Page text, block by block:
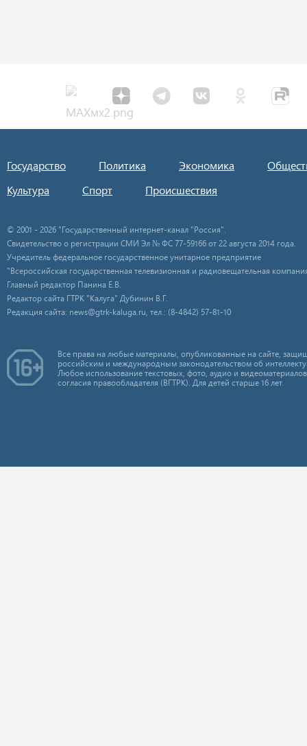
Государство Политика Экономика
Культура
Спорт Происшествия
© 2001 - 2026 "Государственный интернет-канал "Россия".
Свидетельство о регистрации СМИ Эл № ФС 77-59166 от 22 августа 2014 года.
Учредитель федеральное государственное унитарное предприятие
"Всероссийская государственная телевизионная и радиовещательная
Главный редактор Панина Е.В.
Редактор сайта ГТРК "Калуга" Дубинин В.Г.
Редакция сайта: news@gtrk-kaluga.ru, тел.: (8-4842) 57-81-10
Все права на любые материалы, опубликованные на сайте,
российским и международным законодательством об
Любое использование текстовых, фото, аудио и
согласия правообладателя (ВГТРК). Для детей старше 16 лет.